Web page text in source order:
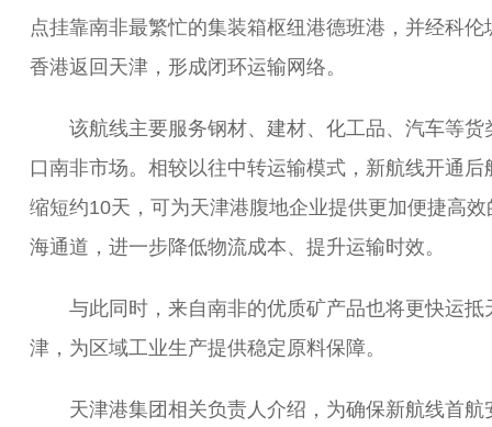
点挂靠南非最繁忙的集装箱枢纽港德班港，并经科伦
香港返回天津，形成闭环运输网络。
该航线主要服务钢材、建材、化工品、汽车等货
口南非市场。相较以往中转运输模式，新航线开通后
缩短约10天，可为天津港腹地企业提供更加便捷高效
海通道，进一步降低物流成本、提升运输时效。
与此同时，来自南非的优质矿产品也将更快运抵
津，为区域工业生产提供稳定原料保障。
天津港集团相关负责人介绍，为确保新航线首航